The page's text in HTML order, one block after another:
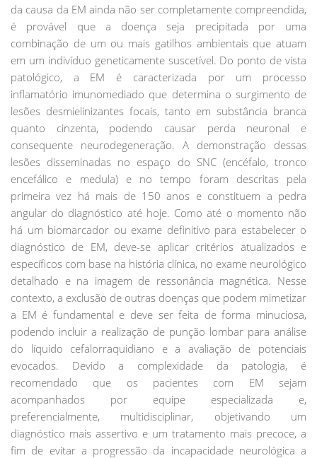
da causa da EM ainda não ser completamente compreendida,
é provável que a doença seja precipitada por uma
combinação de um ou mais gatilhos ambientais que atuam
em um indivíduo geneticamente suscetível. Do ponto de vista
patológico, a EM é caracterizada por um processo
inflamatório imunomediado que determina o surgimento de
lesões desmielinizantes focais, tanto em substância branca
quanto cinzenta, podendo causar perda neuronal e
consequente neurodegeneração. A demonstração dessas
lesões disseminadas no espaço do SNC (encéfalo, tronco
encefálico e medula) e no tempo foram descritas pela
primeira vez há mais de 150 anos e constituem a pedra
angular do diagnóstico até hoje. Como até o momento não
há um biomarcador ou exame definitivo para estabelecer o
diagnóstico de EM, deve-se aplicar critérios atualizados e
específicos com base na história clínica, no exame neurológico
detalhado e na imagem de ressonância magnética. Nesse
contexto, a exclusão de outras doenças que podem mimetizar
a EM é fundamental e deve ser feita de forma minuciosa,
podendo incluir a realização de punção lombar para análise
do líquido cefalorraquidiano e a avaliação de potenciais
evocados. Devido a complexidade da patologia, é
recomendado que os pacientes com EM sejam
acompanhados por equipe especializada e,
preferencialmente, multidisciplinar, objetivando um
diagnóstico mais assertivo e um tratamento mais precoce, a
fim de evitar a progressão da incapacidade neurológica a